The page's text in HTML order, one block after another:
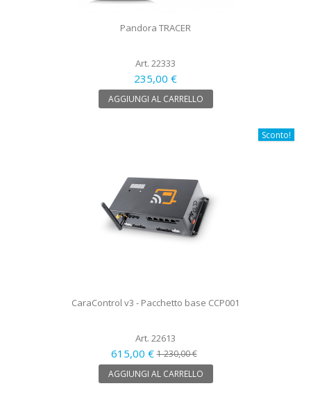
Pandora TRACER
Art. 22333
235,00 €
AGGIUNGI AL CARRELLO
Sconto!
CaraControl v3 - Pacchetto base CCP001
Art. 22613
615,00 €1 230,00 €
AGGIUNGI AL CARRELLO